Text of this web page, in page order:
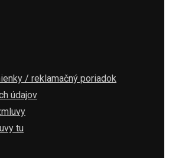
/ reklamačný poriadok
údajov
tu